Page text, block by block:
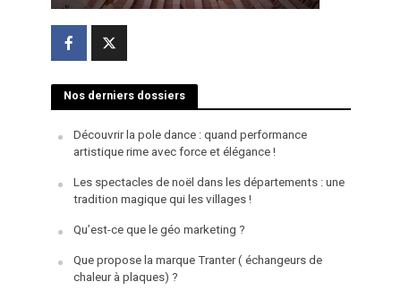
Nos derniers dossiers
Découvrir la pole dance : quand performance
artistique rime avec force et élégance !
Les spectacles de noël dans les départements : une
tradition magique qui les villages !
Qu’est-ce que le géo marketing ?
Que propose la marque Tranter ( échangeurs de
chaleur à plaques) ?